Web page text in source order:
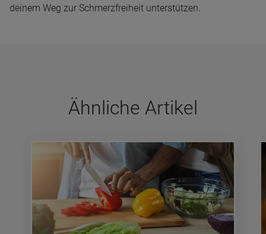
deinem Weg zur Schmerzfreiheit unterstützen.
Ähn­li­che Arti­kel